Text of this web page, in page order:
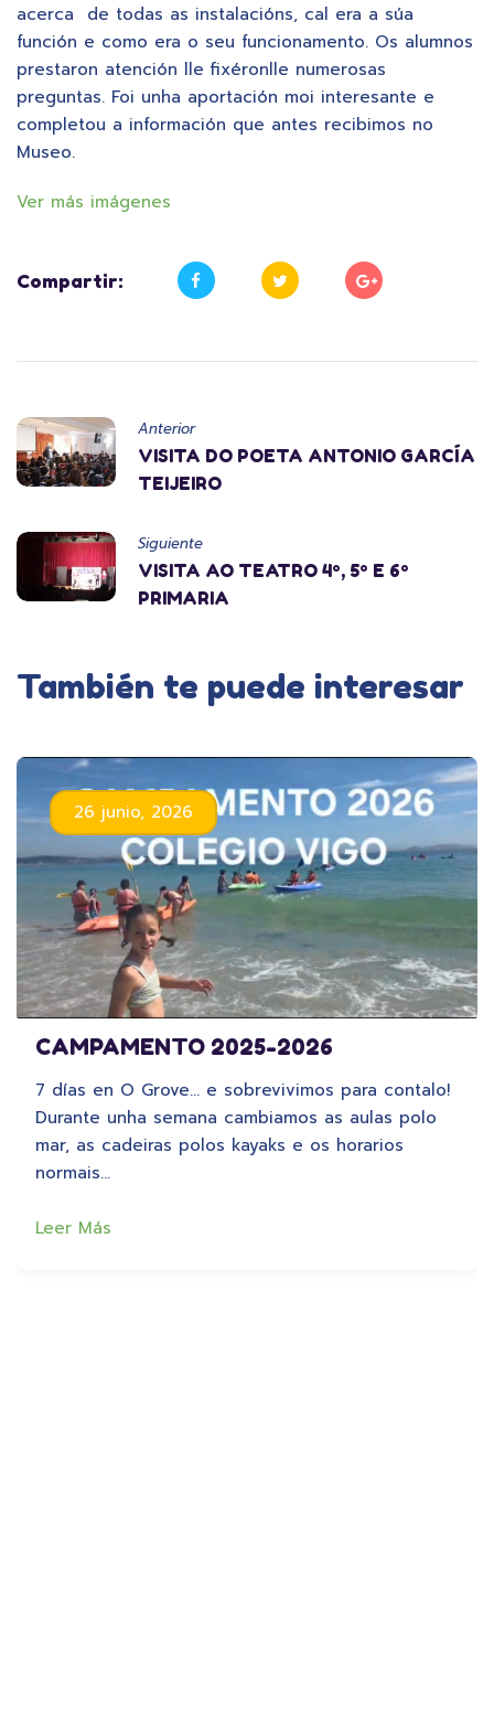
acerca de todas as instalacións, cal era a súa
función e como era o seu funcionamento. Os alumnos
prestaron atención lle fixéronlle numerosas
preguntas. Foi unha aportación moi interesante e
completou a información que antes recibimos no
Museo.
Ver más imágenes
Compartir:
Anterior
VISITA DO POETA ANTONIO GARCÍA
TEIJEIRO
Siguiente
VISITA AO TEATRO 4º, 5º E 6º
PRIMARIA
También te puede interesar
26 junio, 2026
CAMPAMENTO 2025-2026
7 días en O Grove… e sobrevivimos para contalo!
Durante unha semana cambiamos as aulas polo
mar, as cadeiras polos kayaks e os horarios
normais…
Leer Más